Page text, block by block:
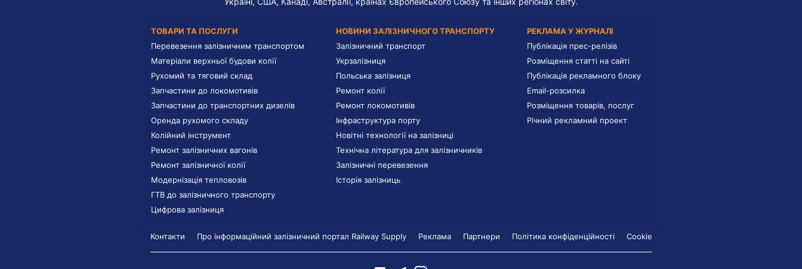
ТОВАРИ ТА ПОСЛУГИ
Перевезення залізничним транспортом
Матеріали верхньої будови колії
Рухомий та тяговий склад
Запчастини до локомотивів
Запчастини до транспортних дизелів
Оренда рухомого складу
Колійний інструмент
Ремонт залізничних вагонів
Ремонт залізничної колії
Модернізація тепловозів
ГТВ до залізничного транспорту
Цифрова залізниця
НОВИНИ ЗАЛІЗНИЧНОГО ТРАНСПОРТУ
Залізничний транспорт
Укрзалізниця
Польська залізниця
Ремонт колії
Ремонт локомотивів
Інфраструктура порту
Новітні технології на залізниці
Технічна література для залізничників
Залізничні перевезення
Історія залізниць
РЕКЛАМА У ЖУРНАЛІ
Публікація прес-релізів
Розміщення статті на сайті
Публікація рекламного блоку
Email-розсилка
Розміщення товарів, послуг
Річний рекламний проект
Контакти Про інформаційний залізничний портал Railway Supply Реклама Партнери Політика конфіденційності Cookie